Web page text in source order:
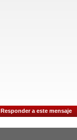
Responder a este mensaje